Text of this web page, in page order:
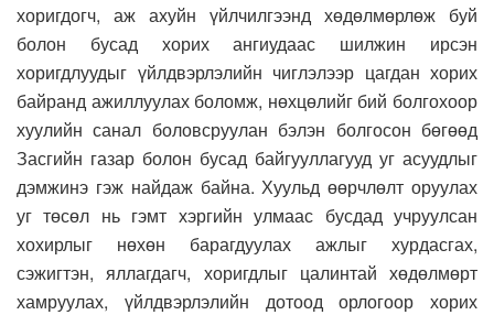
хоригдогч, аж ахуйн үйлчилгээнд хөдөлмөрлөж буй
болон бусад хорих ангиудаас шилжин ирсэн
хоригдлуудыг үйлдвэрлэлийн чиглэлээр цагдан хорих
байранд ажиллуулах боломж, нөхцөлийг бий болгохоор
хуулийн санал боловсруулан бэлэн болгосон бөгөөд
Засгийн газар болон бусад байгууллагууд уг асуудлыг
дэмжинэ гэж найдаж байна. Хуульд өөрчлөлт оруулах
уг төсөл нь гэмт хэргийн улмаас бусдад учруулсан
хохирлыг нөхөн барагдуулах ажлыг хурдасгах,
сэжигтэн, яллагдагч, хоригдлыг цалинтай хөдөлмөрт
хамруулах, үйлдвэрлэлийн дотоод орлогоор хорих